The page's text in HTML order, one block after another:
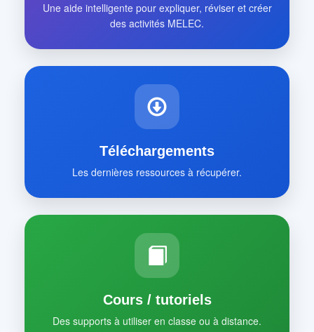
Une aide intelligente pour expliquer, réviser et créer
des activités MELEC.
Téléchargements
Les dernières ressources à récupérer.
Cours / tutoriels
Des supports à utiliser en classe ou à distance.